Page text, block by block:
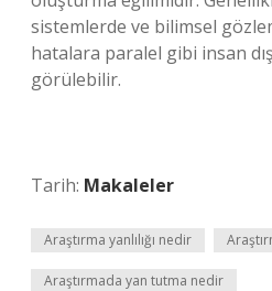
sistemlerde ve bilimsel
hatalara paralel gibi insan
görülebilir.
Tarih: Makaleler
Araştırma yanlılığı nedir
Araştırmada yan tutma nedir